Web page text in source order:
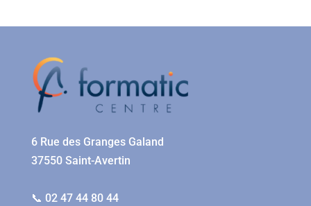
6 Rue des Granges Galand
37550 Saint-Avertin
📞 02 47 44 80 44